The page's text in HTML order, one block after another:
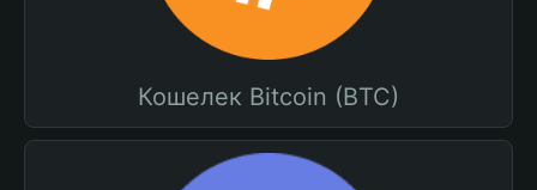
Кошелек Bitcoin (BTC)